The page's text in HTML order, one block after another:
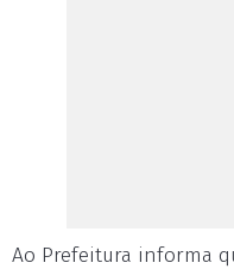
Ao Prefeitura informa